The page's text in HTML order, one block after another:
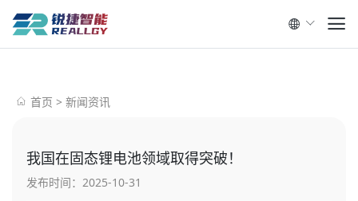
首页 > 新闻资讯
我国在固态锂电池领域取得突破！
发布时间：2025-10-31